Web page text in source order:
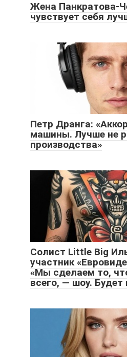
Жена Панкратова-
чувствует себя
Петр Дранга:
машины. Лучше не
производства»
Солист Little Big
участник
«Мы сделаем то,
всего, — шоу. Будет